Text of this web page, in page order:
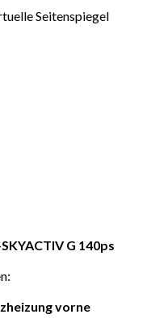
Seitenspiegel
G 140ps
vorne